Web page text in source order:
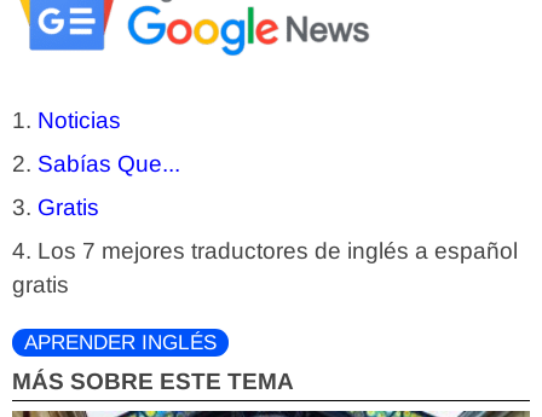
Noticias
Sabías Que...
Gratis
Los 7 mejores traductores de inglés a español
gratis
APRENDER INGLÉS
MÁS SOBRE ESTE TEMA